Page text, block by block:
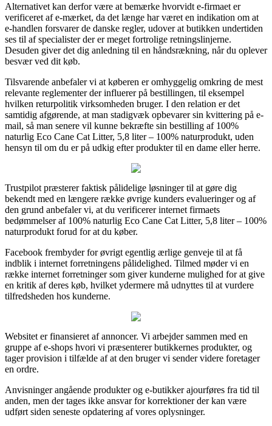
Alternativet kan derfor være at bemærke hvorvidt e-firmaet er
verificeret af e-mærket, da det længe har været en indikation om at
e-handlen forsvarer de danske regler, udover at butikken undertiden
ses til af specialister der er meget fortrolige retningslinjerne.
Desuden giver det dig anledning til en håndsrækning, når du oplever
besvær ved dit køb.
Tilsvarende anbefaler vi at køberen er omhyggelig omkring de mest
relevante reglementer der influerer på bestillingen, til eksempel
hvilken returpolitik virksomheden bruger. I den relation er det
samtidig afgørende, at man stadigvæk opbevarer sin kvittering på e-
mail, så man senere vil kunne bekræfte sin bestilling af 100%
naturlig Eco Cane Cat Litter, 5,8 liter – 100% naturprodukt, uden
hensyn til om du er på udkig efter produkter til en dame eller herre.
Trustpilot præsterer faktisk pålidelige løsninger til at gøre dig
bekendt med en længere række øvrige kunders evalueringer og af
den grund anbefaler vi, at du verificerer internet firmaets
bedømmelser af 100% naturlig Eco Cane Cat Litter, 5,8 liter – 100%
naturprodukt forud for at du køber.
Facebook frembyder for øvrigt egentlig ærlige genveje til at få
indblik i internet forretningens pålidelighed. Tilmed møder vi en
række internet forretninger som giver kunderne mulighed for at give
en kritik af deres køb, hvilket ydermere må udnyttes til at vurdere
tilfredsheden hos kunderne.
Websitet er finansieret af annoncer. Vi arbejder sammen med en
gruppe af e-shops hvori vi præsenterer butikkernes produkter, og
tager provision i tilfælde af at den bruger vi sender videre foretager
en ordre.
Anvisninger angående produkter og e-butikker ajourføres fra tid til
anden, men der tages ikke ansvar for korrektioner der kan være
udført siden seneste opdatering af vores oplysninger.